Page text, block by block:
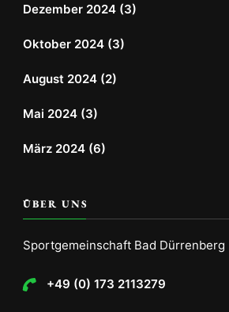
Dezember 2024 (3)
Oktober 2024 (3)
August 2024 (2)
Mai 2024 (3)
März 2024 (6)
ÜBER UNS
Sportgemeinschaft Bad Dürrenberg
+49 (0) 173 2113279